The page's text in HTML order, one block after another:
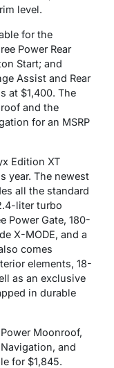
level.
for the
Power Rear
Start; and
Assist and Rear
at $1,400. The
and the
for an MSRP
Edition XT
year. The newest
all the standard
liter turbo
Power Gate, 180-
X-MODE, and a
comes
elements, 18-
as an exclusive
in durable
Moonroof,
and
for $1,845.